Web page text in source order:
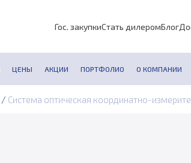
Гос. закупкиСтать дилеромБлог
ЦЕНЫ АКЦИИ ПОРТФОЛИО О КОМПАНИИ
/ Система оптическая координатно-